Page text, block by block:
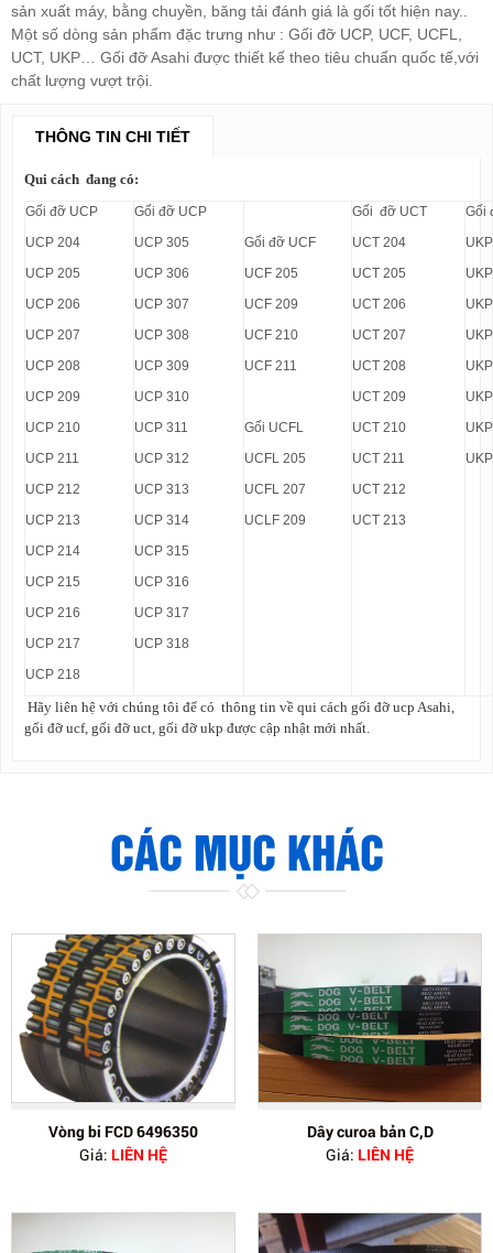
sản xuất máy, bằng chuyền, băng tải đánh giá là gối tốt hiện nay..
Một số dòng sản phẩm đặc trưng như : Gối đỡ UCP, UCF, UCFL,
UCT, UKP… Gối đỡ Asahi được thiết kế theo tiêu chuẩn quốc tế,với
chất lượng vượt trội.
THÔNG TIN CHI TIẾT
Qui cách đang có:
Gối đỡ UCP
UCP 204
UCP 205
UCP 206
UCP 207
UCP 208
UCP 209
UCP 210
UCP 211
UCP 212
UCP 213
UCP 214
UCP 215
UCP 216
UCP 217
UCP 218
Gối đỡ UCP
UCP 305
UCP 306
UCP 307
UCP 308
UCP 309
UCP 310
UCP 311
UCP 312
UCP 313
UCP 314
UCP 315
UCP 316
UCP 317
UCP 318
Gối đỡ UCF
UCF 205
UCF 209
UCF 210
UCF 211
Gối UCFL
UCFL 205
UCFL 207
UCLF 209
Gối đỡ UCT
UCT 204
UCT 205
UCT 206
UCT 207
UCT 208
UCT 209
UCT 210
UCT 211
UCT 212
UCT 213
Gối
Hãy liên hệ với chúng tôi để có thông tin về qui cách gối đỡ ucp Asahi,
gối đỡ ucf, gối đỡ uct, gối đỡ ukp được cập nhật mới nhất.
CÁC MỤC KHÁC
Vòng bi FCD 6496350
Giá: LIÊN HỆ
Dây curoa bản C,D
Giá: LIÊN HỆ